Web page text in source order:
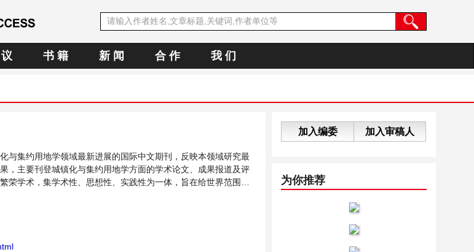
书 籍 新 闻 合 作 我 们
与集约用地学领域最新进展的国际中文期刊，反映本领域研究最
，主要刊登城镇化与集约用地学方面的学术论文、成果报道及评
荣学术，集学术性、思想性、实践性为一体，旨在给世界范围内
论城镇化与集约用地学领域内不同方向问题与发展的交...
加入编委 加入审稿人
为你推荐